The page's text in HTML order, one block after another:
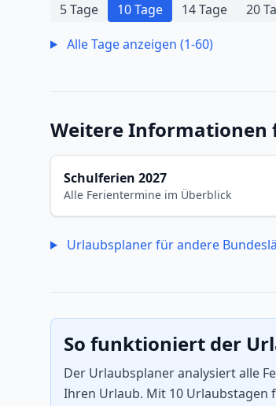
5 Tage 10 Tage 14 Tage 20
Alle Tage anzeigen (1-60)
Weitere Informationen
Schulferien 2027
Alle Ferientermine im Überblick
Urlaubsplaner für andere
So funktioniert der
Der Urlaubsplaner analysiert alle
Ihren Urlaub. Mit 10 Urlaubstagen